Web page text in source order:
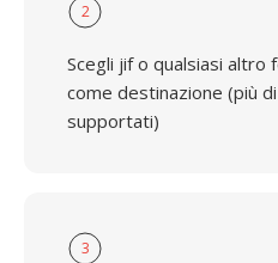
2
Scegli jif o qualsiasi altro
come destinazione (più
supportati)
3